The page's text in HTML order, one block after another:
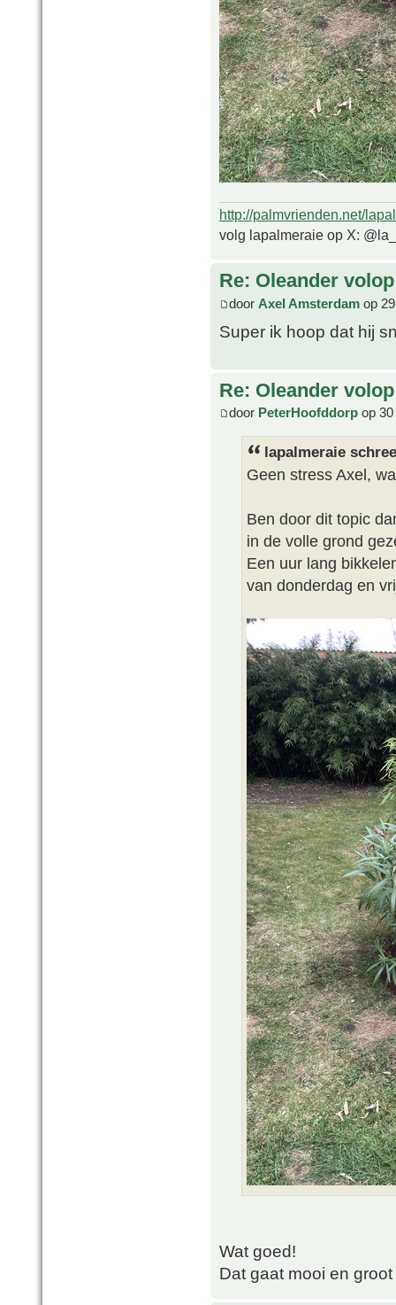
http://palmvrienden.net/
volg lapalmeraie op X:
Re: Oleander
door Axel Amsterdam op
Super ik hoop dat hij
Re: Oleander
door PeterHoofddorp op
lapalmeraie
Geen stress Axel,
Ben door dit topic
in de volle grond
Een uur lang
van donderdag en
Wat goed!
Dat gaat mooi en